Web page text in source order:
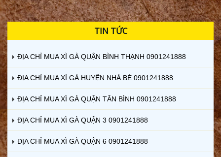
TIN TỨC
ĐỊA CHỈ MUA XÌ GÀ QUẬN BÌNH THẠNH 0901241888
ĐỊA CHỈ MUA XÌ GÀ HUYỆN NHÀ BÈ 0901241888
ĐỊA CHỈ MUA XÌ GÀ QUẬN TÂN BÌNH 0901241888
ĐỊA CHỈ MUA XÌ GÀ QUẬN 3 0901241888
ĐỊA CHỈ MUA XÌ GÀ QUẬN 6 0901241888